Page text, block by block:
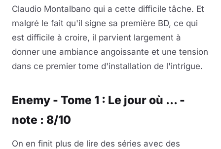
Claudio Montalbano qui a cette difficile tâche. Et
malgré le fait qu'il signe sa première BD, ce qui
est difficile à croire, il parvient largement à
donner une ambiance angoissante et une tension
dans ce premier tome d'installation de l'intrigue.
Enemy - Tome 1 : Le jour où ... -
note : 8/10
On en finit plus de lire des séries avec des